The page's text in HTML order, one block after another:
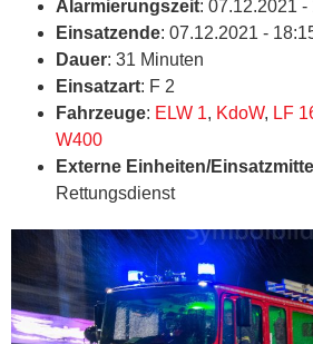
Alarmierungszeit: 07.12.2021
Einsatzende: 07.12.2021 -
Dauer: 31 Minuten
Einsatzart: F 2
Fahrzeuge: ELW 1, KdoW, LF
W400
Externe Einheiten/Einsatzmittel
Rettungsdienst